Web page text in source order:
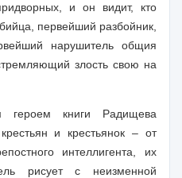
и он видит, кто
первейший разбойник,
нарушитель общия
злость свою на
героем книги Радищева
и крестьянок – от
интеллигента, их
рисует с неизменной